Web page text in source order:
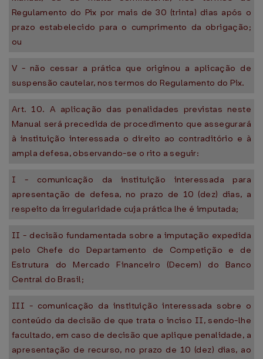
Regulamento do Pix por mais de 30 (trinta) dias após o
prazo estabelecido para o cumprimento da obrigação;
ou
V - não cessar a prática que originou a aplicação de
suspensão cautelar, nos termos do Regulamento do Pix.
Art. 10. A aplicação das penalidades previstas neste
Manual será precedida de procedimento que assegurará
à instituição interessada o direito ao contraditório e à
ampla defesa, observando-se o rito a seguir:
I - comunicação da instituição interessada para
apresentação de defesa, no prazo de 10 (dez) dias, a
respeito da irregularidade cuja prática lhe é imputada;
II - decisão fundamentada sobre a imputação expedida
pelo Chefe do Departamento de Competição e de
Estrutura do Mercado Financeiro (Decem) do Banco
Central do Brasil;
III - comunicação da instituição interessada sobre o
conteúdo da decisão de que trata o inciso II, sendo-lhe
facultado, em caso de decisão que aplique penalidade, a
apresentação de recurso, no prazo de 10 (dez) dias, ao